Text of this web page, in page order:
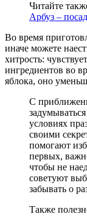
Читайте
Арбуз –
Во время
иначе можете
хитрость:
ингредиентов во
яблока, оно
С
условиях
своими
помогают
первых,
чтобы не
советуют
забывать о
Также